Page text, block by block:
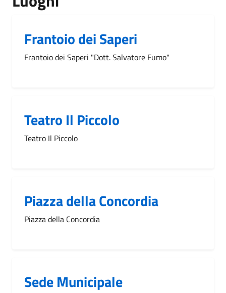
Frantoio dei Saperi
Frantoio dei Saperi "Dott. Salvatore Fumo"
Teatro Il Piccolo
Teatro Il Piccolo
Piazza della Concordia
Piazza della Concordia
Sede Municipale